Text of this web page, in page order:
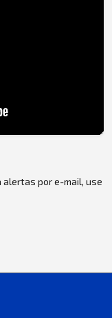
alertas por e-mail, use